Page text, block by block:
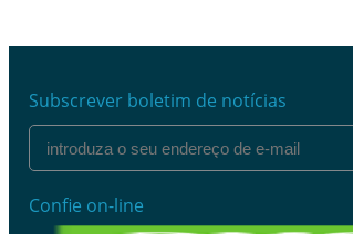
Subscrever boletim de notícias
Confie on-line